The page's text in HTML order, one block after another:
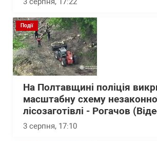
Події
На Полтавщині поліція
масштабну схему
лісозаготівлі - Рогачов
3 серпня, 17:10